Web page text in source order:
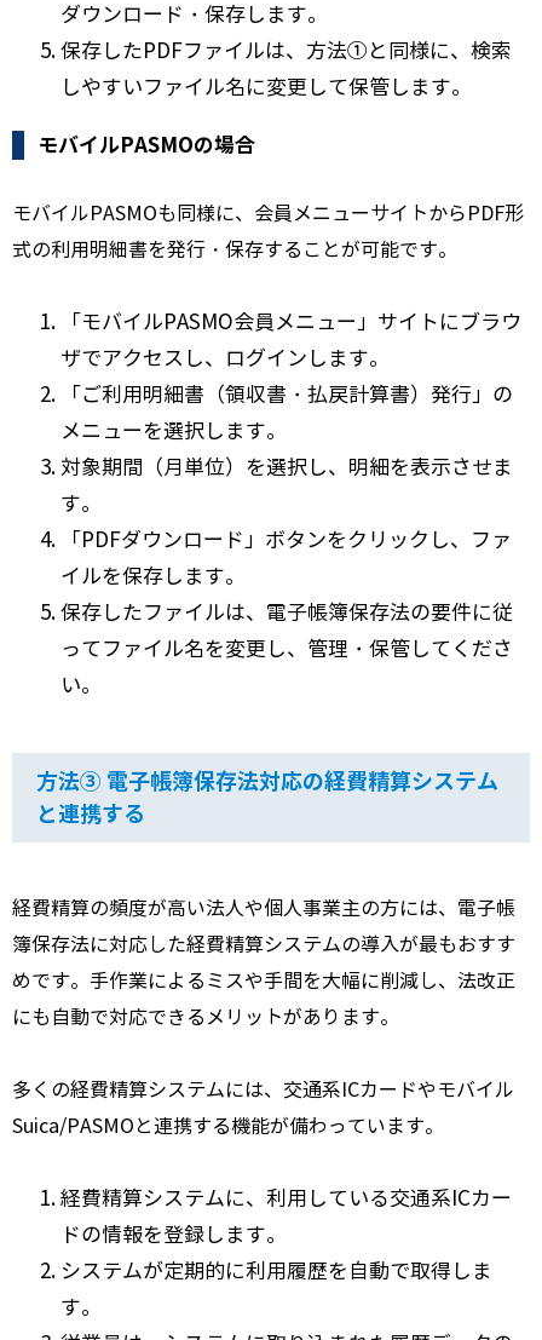
ダウンロード・保存します。
保存したPDFファイルは、方法①と同様に、検索
しやすいファイル名に変更して保管します。
モバイルPASMOの場合
モバイルPASMOも同様に、会員メニューサイトからPDF形
式の利用明細書を発行・保存することが可能です。
「モバイルPASMO会員メニュー」サイトにブラウ
ザでアクセスし、ログインします。
「ご利用明細書（領収書・払戻計算書）発行」の
メニューを選択します。
対象期間（月単位）を選択し、明細を表示させま
す。
「PDFダウンロード」ボタンをクリックし、ファ
イルを保存します。
保存したファイルは、電子帳簿保存法の要件に従
ってファイル名を変更し、管理・保管してくださ
い。
方法③ 電子帳簿保存法対応の経費精算システム
と連携する
経費精算の頻度が高い法人や個人事業主の方には、電子帳
簿保存法に対応した経費精算システムの導入が最もおすす
めです。手作業によるミスや手間を大幅に削減し、法改正
にも自動で対応できるメリットがあります。
多くの経費精算システムには、交通系ICカードやモバイル
Suica/PASMOと連携する機能が備わっています。
経費精算システムに、利用している交通系ICカー
ドの情報を登録します。
システムが定期的に利用履歴を自動で取得しま
す。